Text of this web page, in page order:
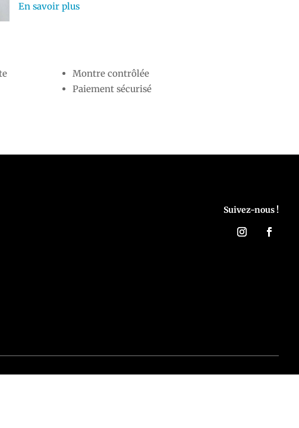
En savoir plus
Montre contrôlée
Paiement sécurisé
Suivez-nous !